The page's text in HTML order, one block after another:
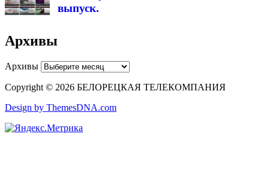
выпуск.
Архивы
Архивы
Copyright © 2026 БЕЛОРЕЦКАЯ ТЕЛЕКОМПАНИЯ
Design by ThemesDNA.com